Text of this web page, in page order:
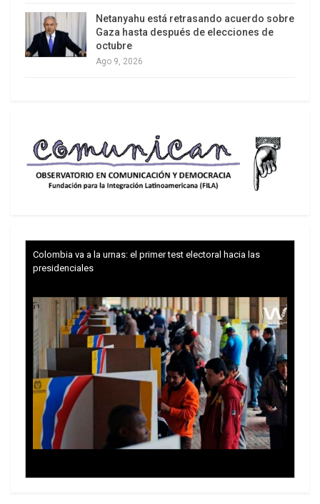
Netanyahu está retrasando acuerdo sobre
Gaza hasta después de elecciones de
octubre
Ago 9, 2026
Colombia va a la urnas: el primer test electoral hacia las
presidenciales